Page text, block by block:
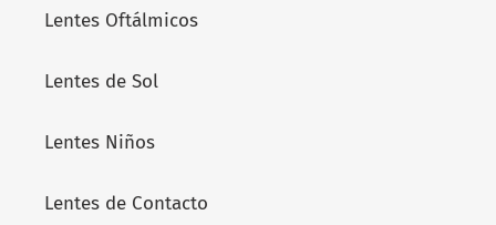
Lentes Oftálmicos
Lentes de Sol
Lentes Niños
Lentes de Contacto